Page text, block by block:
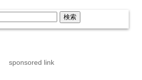
sponsored link